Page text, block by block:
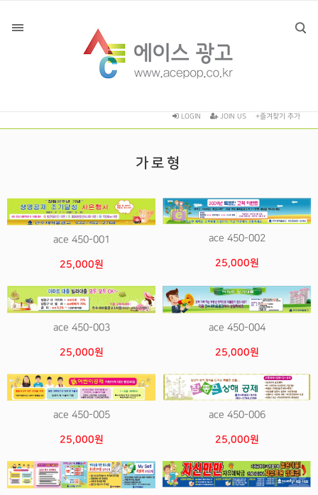
LOGIN JOIN US +즐겨찾기 추가
가로형
ace 450-001
25,000원
ace 450-002
25,000원
ace 450-003
25,000원
ace 450-004
25,000원
ace 450-005
25,000원
ace 450-006
25,000원